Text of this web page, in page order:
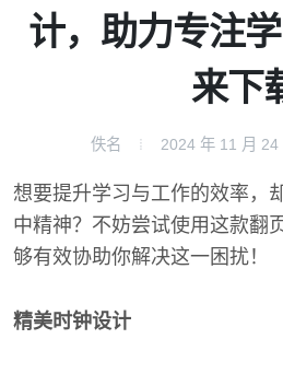
计，助力专注
来下
佚名 2024 年 11 月 24
想要提升学习与工作的效率，
中精神？不妨尝试使用这款翻
够有效协助你解决这一困扰！
精美时钟设计